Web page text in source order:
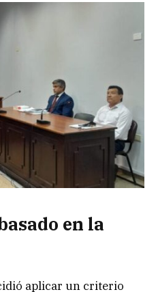
en la
aplicar un criterio